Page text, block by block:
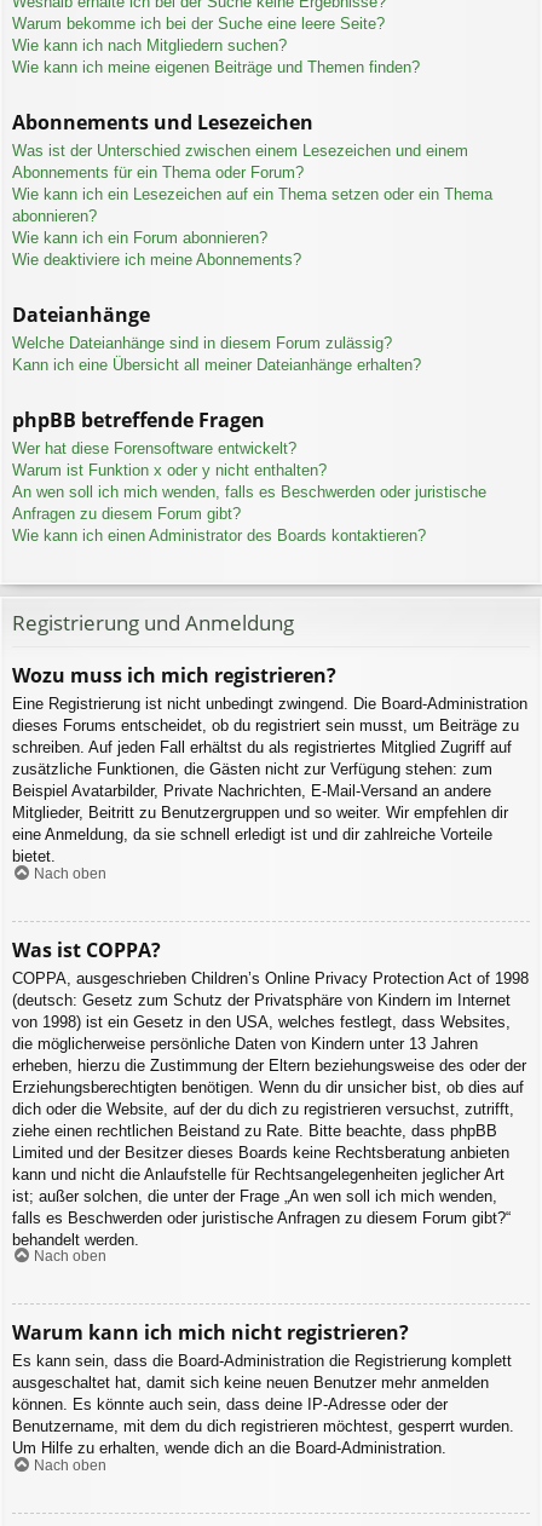
Warum bekomme ich bei der Suche eine leere Seite?
Wie kann ich nach Mitgliedern suchen?
Wie kann ich meine eigenen Beiträge und Themen finden?
Abonnements und Lesezeichen
Was ist der Unterschied zwischen einem Lesezeichen und einem
Abonnements für ein Thema oder Forum?
Wie kann ich ein Lesezeichen auf ein Thema setzen oder ein Thema
abonnieren?
Wie kann ich ein Forum abonnieren?
Wie deaktiviere ich meine Abonnements?
Dateianhänge
Welche Dateianhänge sind in diesem Forum zulässig?
Kann ich eine Übersicht all meiner Dateianhänge erhalten?
phpBB betreffende Fragen
Wer hat diese Forensoftware entwickelt?
Warum ist Funktion x oder y nicht enthalten?
An wen soll ich mich wenden, falls es Beschwerden oder juristische
Anfragen zu diesem Forum gibt?
Wie kann ich einen Administrator des Boards kontaktieren?
Registrierung und Anmeldung
Wozu muss ich mich registrieren?
Eine Registrierung ist nicht unbedingt zwingend. Die Board-Administration
dieses Forums entscheidet, ob du registriert sein musst, um Beiträge zu
schreiben. Auf jeden Fall erhältst du als registriertes Mitglied Zugriff auf
zusätzliche Funktionen, die Gästen nicht zur Verfügung stehen: zum
Beispiel Avatarbilder, Private Nachrichten, E-Mail-Versand an andere
Mitglieder, Beitritt zu Benutzergruppen und so weiter. Wir empfehlen dir
eine Anmeldung, da sie schnell erledigt ist und dir zahlreiche Vorteile
bietet.
Nach oben
Was ist COPPA?
COPPA, ausgeschrieben Children’s Online Privacy Protection Act of 1998
(deutsch: Gesetz zum Schutz der Privatsphäre von Kindern im Internet
von 1998) ist ein Gesetz in den USA, welches festlegt, dass Websites,
die möglicherweise persönliche Daten von Kindern unter 13 Jahren
erheben, hierzu die Zustimmung der Eltern beziehungsweise des oder der
Erziehungsberechtigten benötigen. Wenn du dir unsicher bist, ob dies auf
dich oder die Website, auf der du dich zu registrieren versuchst, zutrifft,
ziehe einen rechtlichen Beistand zu Rate. Bitte beachte, dass phpBB
Limited und der Besitzer dieses Boards keine Rechtsberatung anbieten
kann und nicht die Anlaufstelle für Rechtsangelegenheiten jeglicher Art
ist; außer solchen, die unter der Frage „An wen soll ich mich wenden,
falls es Beschwerden oder juristische Anfragen zu diesem Forum gibt?“
behandelt werden.
Nach oben
Warum kann ich mich nicht registrieren?
Es kann sein, dass die Board-Administration die Registrierung komplett
ausgeschaltet hat, damit sich keine neuen Benutzer mehr anmelden
können. Es könnte auch sein, dass deine IP-Adresse oder der
Benutzername, mit dem du dich registrieren möchtest, gesperrt wurden.
Um Hilfe zu erhalten, wende dich an die Board-Administration.
Nach oben